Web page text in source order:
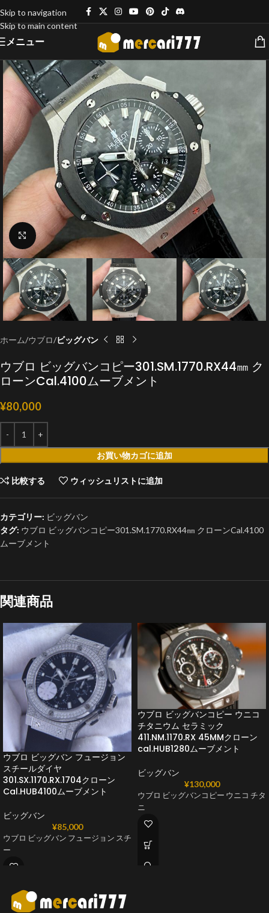
Skip to navigation
Skip to main content
メニュー
クリックで拡大
ホーム ウブロ ビッグバン
ウブロ ビッグバンコピー301.SM.1770.RX44㎜ ク
ローンCal.4100ムーブメント
¥80,000
お買い物カゴに追加
比較する ウィッシュリストに追加
カテゴリー: ビッグバン
タグ: ウブロ ビッグバンコピー301.SM.1770.RX44㎜ クローンCal.4100
ムーブメント
関連商品
ウブロ ビッグバン フュージョン
スチールダイヤ
301.SX.1170.RX.1704クローン
Cal.HUB4100ムーブメント
ビッグバン
¥85,000
ウブロ ビッグバン フュージョン スチ
ー
ウブロ ビッグバンコピー ウニコ
チタニウム セラミック
411.NM.1170.RX 45MMクローン
cal.HUB1280ムーブメント
ビッグバン
¥130,000
ウブロ ビッグバンコピー ウニコ チタ
ニ